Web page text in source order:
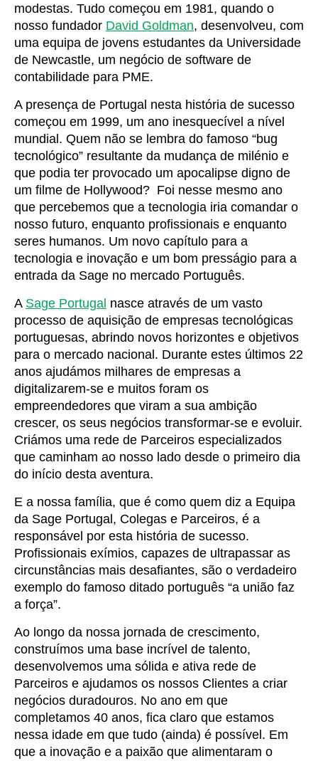
modestas. Tudo começou em 1981, quando o
nosso fundador David Goldman, desenvolveu, com
uma equipa de jovens estudantes da Universidade
de Newcastle, um negócio de software de
contabilidade para PME.
A presença de Portugal nesta história de sucesso
começou em 1999, um ano inesquecível a nível
mundial. Quem não se lembra do famoso “bug
tecnológico” resultante da mudança de milénio e
que podia ter provocado um apocalipse digno de
um filme de Hollywood? Foi nesse mesmo ano
que percebemos que a tecnologia iria comandar o
nosso futuro, enquanto profissionais e enquanto
seres humanos. Um novo capítulo para a
tecnologia e inovação e um bom presságio para a
entrada da Sage no mercado Português.
A Sage Portugal nasce através de um vasto
processo de aquisição de empresas tecnológicas
portuguesas, abrindo novos horizontes e objetivos
para o mercado nacional . Durante estes últimos 22
anos ajudámos milhares de empresas a
digitalizarem-se e muitos foram os
empreendedores que viram a sua ambição
crescer, os seus negócios transformar-se e evoluir.
Criámos uma rede de Parceiros especializados
que caminham ao nosso lado desde o primeiro dia
do início desta aventura.
E a nossa família, que é como quem diz a Equipa
da Sage Portugal, Colegas e Parceiros, é a
responsável por esta história de sucesso.
Profissionais exímios, capazes de ultrapassar as
circunstâncias mais desafiantes, são o verdadeiro
exemplo do famoso ditado português “a união faz
a força”.
Ao longo da nossa jornada de crescimento,
construímos uma base incrível de talento,
desenvolvemos uma sólida e ativa rede de
Parceiros e ajudamos os nossos Clientes a criar
negócios duradouros. No ano em que
completamos 40 anos, fica claro que estamos
nessa idade em que tudo (ainda) é possível. Em
que a inovação e a paixão que alimentaram o